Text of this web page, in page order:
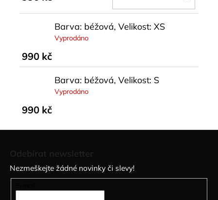
Barva: béžová, Velikost: XS
Vyprodáno
990 kč
Barva: béžová, Velikost: S
Vyprodáno
990 kč
Nezmeškejte žádné novinky či slevy!